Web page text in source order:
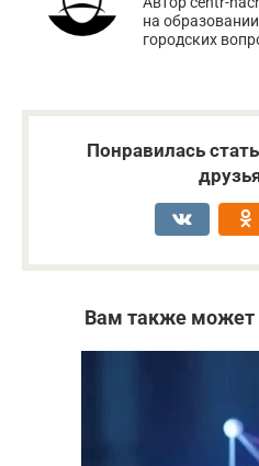
на
городских
Понравилась
Вам также может